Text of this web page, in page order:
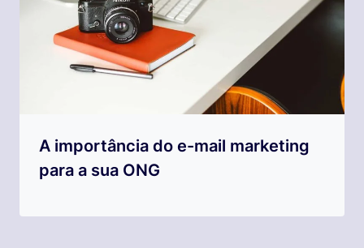
A importância do e-mail marketing
para a sua ONG